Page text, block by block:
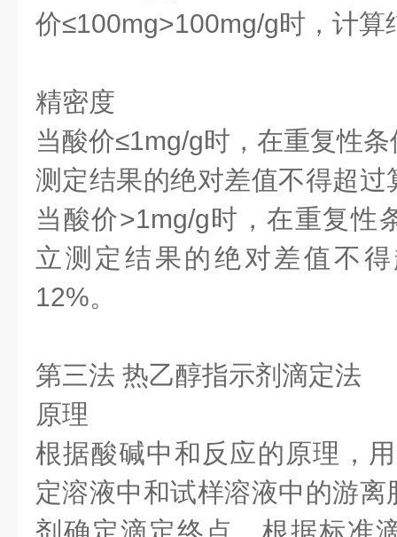
价≤100mg>100mg/g时，计算
精密度
当酸价≤1mg/g时，在重复性
测定结果的绝对差值不得超
当酸价>1mg/g时，在重复性
立测定结果的绝对差值不
12%。
第三法 热乙醇指示剂滴定法
原理
根据酸碱中和反应的原理，
定溶液中和试样溶液中的游